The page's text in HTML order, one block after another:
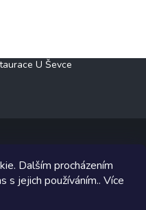
Dalším procházením
jejich používáním.. Více
U Ševce
. Všechna práva vyhrazena.
implementoval